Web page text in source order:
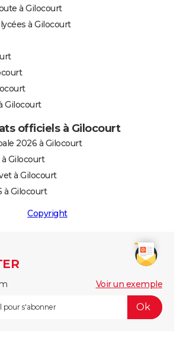
à Gilocourt
à Gilocourt
Gilocourt
officiels à Gilocourt
2026 à Gilocourt
Gilocourt
à Gilocourt
à Gilocourt
Copyright
Voir un exemple